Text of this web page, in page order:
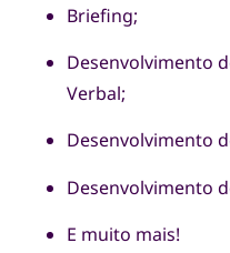
Briefing;
Desenvolvimento
Verbal;
Desenvolvimento
Desenvolvimento
E muito mais!